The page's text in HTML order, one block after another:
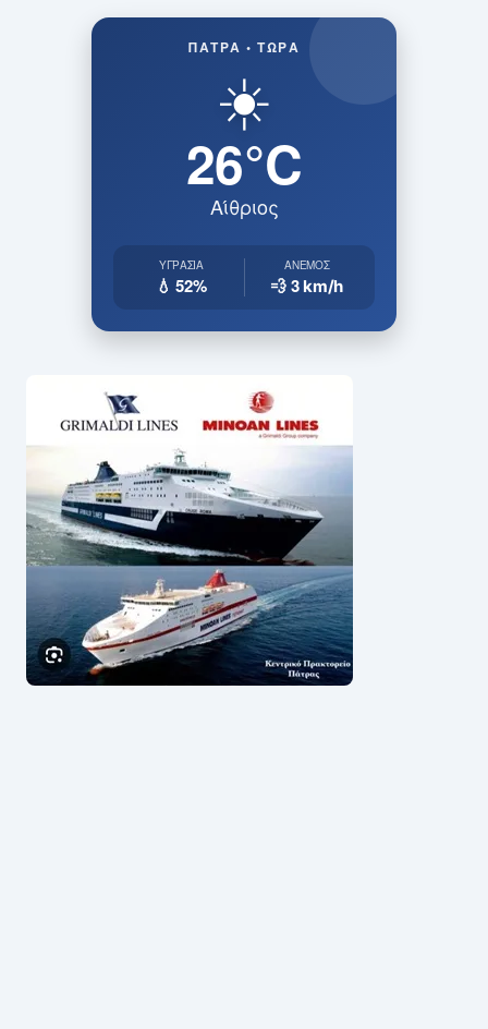
ΠΆΤΡΑ • ΤΏΡΑ
☀️
26°C
Αίθριος
ΥΓΡΑΣΊΑ
💧 52%
ΆΝΕΜΟΣ
💨 3km/h